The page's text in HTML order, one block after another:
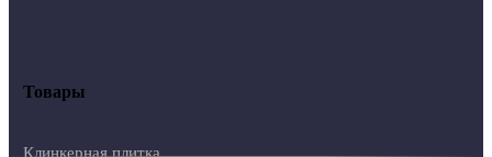
Товары
Клинкерная плитка